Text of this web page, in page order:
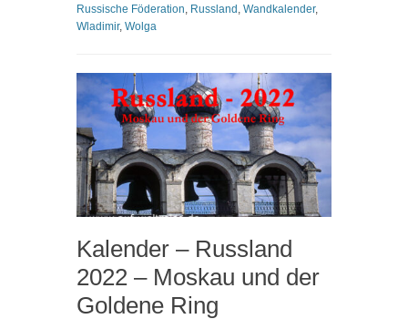
Russische Föderation, Russland , Wandkalender,
Wladimir, Wolga
Kalender – Russland
2022 – Moskau und der
Goldene Ring